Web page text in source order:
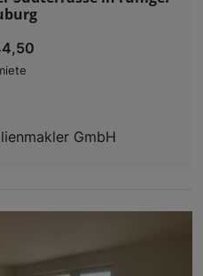
GmbH